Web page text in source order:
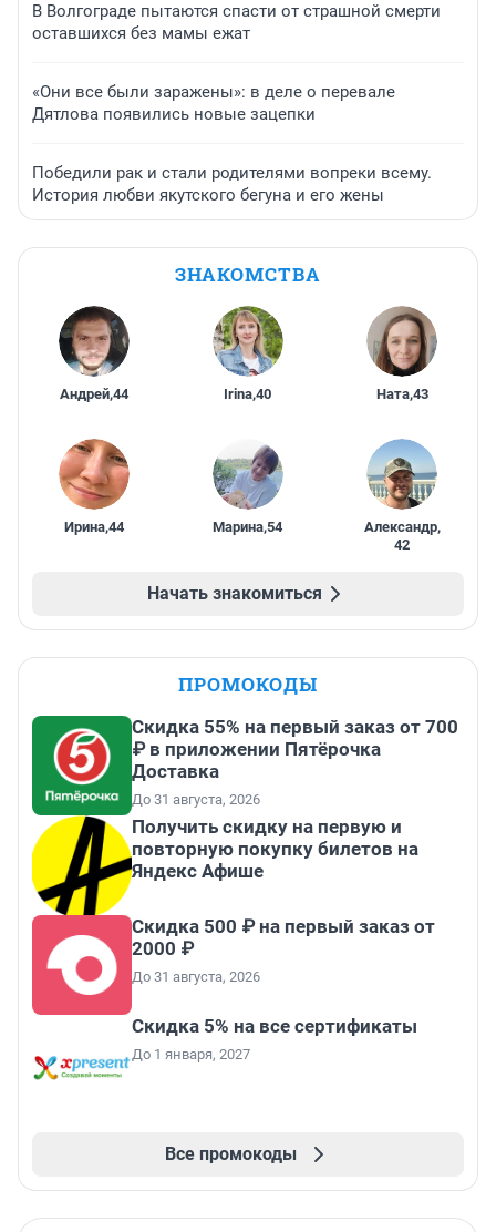
В Волгограде пытаются спасти от страшной смерти
оставшихся без мамы ежат
«Они все были заражены»: в деле о перевале
Дятлова появились новые зацепки
Победили рак и стали родителями вопреки всему.
История любви якутского бегуна и его жены
ЗНАКОМСТВА
Андрей,44 Irina,40 Ната,43
Ирина,44 Марина,54 Александр,
42
Начать знакомиться
ПРОМОКОДЫ
Скидка 55% на первый заказ от 700
₽ в приложении Пятёрочка
Доставка
До 31 августа, 2026
Получить скидку на первую и
повторную покупку билетов на
Яндекс Афише
Скидка 500 ₽ на первый заказ от
2000 ₽
До 31 августа, 2026
Скидка 5% на все сертификаты
До 1 января, 2027
Все промокоды